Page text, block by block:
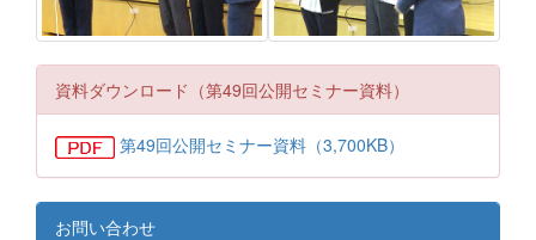
資料ダウンロード（第49回公開セミナー資料）
第49回公開セミナー資料（3,700KB）
お問い合わせ